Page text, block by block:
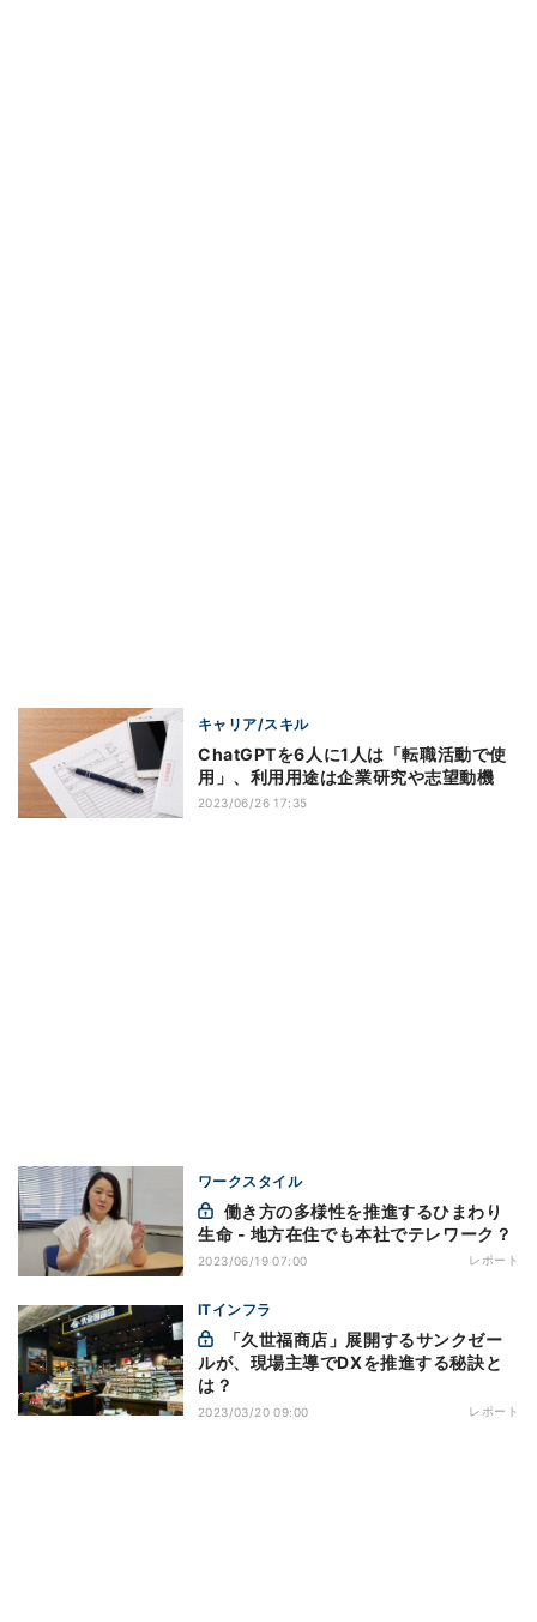
キャリア/スキル
ChatGPTを6人に1人は「転職活動で使
用」、利用用途は企業研究や志望動機
2023/06/26 17:35
ワークスタイル
生命 - 地方在住でも本社でテレワーク？
2023/06/19 07:00 レポート
ITインフラ
ルが、現場主導でDXを推進する秘訣と
は？
2023/03/20 09:00 レポート